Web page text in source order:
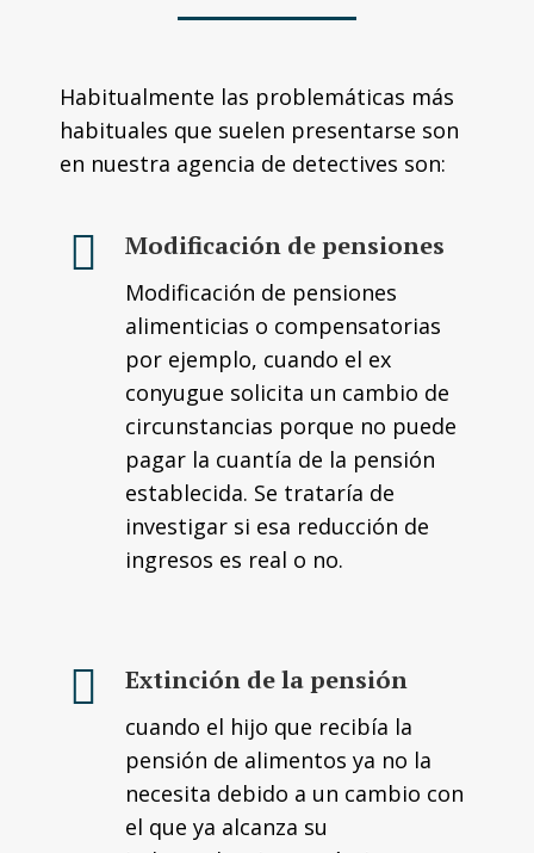
Habitualmente las problemáticas más
habituales que suelen presentarse son
en nuestra agencia de detectives son:
Modificación de pensiones
Modificación de pensiones
alimenticias o compensatorias
por ejemplo, cuando el ex
conyugue solicita un cambio de
circunstancias porque no puede
pagar la cuantía de la pensión
establecida. Se trataría de
investigar si esa reducción de
ingresos es real o no.
Extinción de la pensión
cuando el hijo que recibía la
pensión de alimentos ya no la
necesita debido a un cambio con
el que ya alcanza su